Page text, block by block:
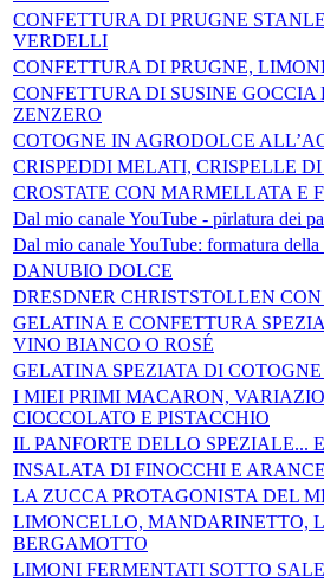
CONFETTURA DI PRUGNE
VERDELLI
CONFETTURA DI PRUGNE,
CONFETTURA DI SUSINE GOCCIA
ZENZERO
COTOGNE IN AGRODOLCE
CRISPEDDI MELATI, CRISPELLE
CROSTATE CON MARMELLATA E
Dal mio canale YouTube - pirlatura dei
Dal mio canale YouTube: formatura della
DANUBIO DOLCE
DRESDNER CHRISTSTOLLEN
GELATINA E CONFETTURA
VINO BIANCO O ROSÉ
GELATINA SPEZIATA DI
I MIEI PRIMI MACARON,
CIOCCOLATO E PISTACCHIO
IL PANFORTE DELLO SPEZIALE...
INSALATA DI FINOCCHI E ARANCE
LA ZUCCA PROTAGONISTA DEL
LIMONCELLO, MANDARINETTO,
BERGAMOTTO
LIMONI FERMENTATI SOTTO SALE